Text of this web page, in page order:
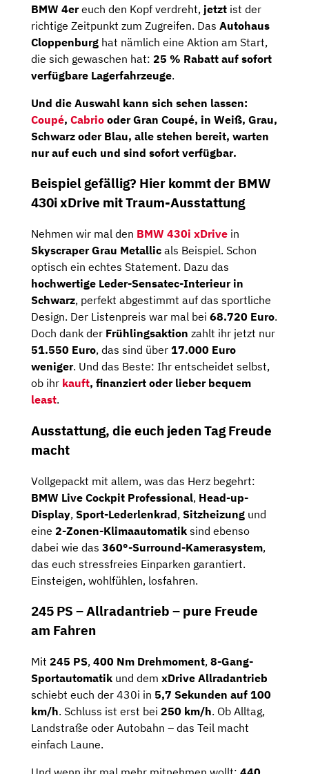
BMW 4er euch den Kopf verdreht, jetzt ist der
richtige Zeitpunkt zum Zugreifen. Das Autohaus
Cloppenburg hat nämlich eine Aktion am Start,
die sich gewaschen hat: 25 % Rabatt auf sofort
verfügbare Lagerfahrzeuge.
Und die Auswahl kann sich sehen lassen:
Coupé, Cabrio oderGran Coupé, in Weiß, Grau,
Schwarz oder Blau, alle stehen bereit, warten
nurauf euch und sind sofort verfügbar.
Beispiel gefällig? Hier kommtder BMW
430ixDrive mitTraum-Ausstattung
Nehmen wir mal den BMW 430i xDrive in
SkyscraperGrau Metallic als Beispiel. Schon
optisch ein echtes Statement. Dazu das
hochwertige Leder-Sensatec-Interieur in
Schwarz, perfekt abgestimmt auf das sportliche
Design. Der Listenpreis war mal bei 68.720 Euro.
Doch dank der Frühlingsaktion zahlt ihr jetzt nur
51.550 Euro, das sind über 17.000 Euro
weniger. Und das Beste: Ihr entscheidet selbst,
ob ihr kauft, finanziert oder lieber bequem
least.
Ausstattung, die euch jedenTagFreude
macht
Vollgepackt mit allem, was das Herz begehrt:
BMW Live Cockpit Professional, Head-up-
Display, Sport-Lederlenkrad, Sitzheizung und
eine 2-Zonen-Klimaautomatik sind ebenso
dabei wie das 360°-Surround-Kamerasystem,
das euch stressfreies Einparken garantiert.
Einsteigen, wohlfühlen, losfahren.
245 PS –Allradantrieb – pure Freude
am Fahren
Mit 245 PS, 400 Nm Drehmoment, 8-Gang-
Sportautomatik und dem xDrive Allradantrieb
schiebt euch der 430i in 5,7 Sekunden auf 100
km/h. Schluss ist erst bei 250 km/h. Ob Alltag,
Landstraße oder Autobahn – das Teil macht
einfach Laune.